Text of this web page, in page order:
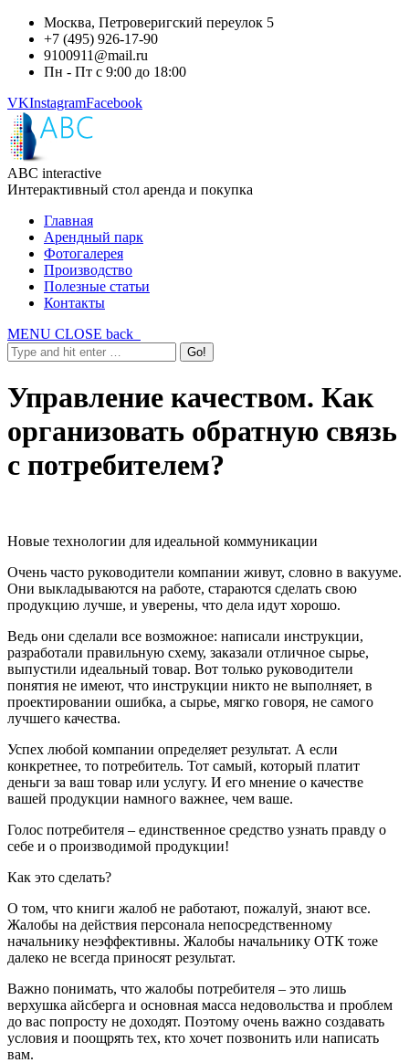
Москва, Петроверигский переулок 5
+7 (495) 926-17-90
9100911@mail.ru
Пн - Пт с 9:00 до 18:00
VKInstagramFacebook
ABC interactive
Интерактивный стол аренда и покупка
Главная
Арендный парк
Фотогалерея
Производство
Полезные статьи
Контакты
MENU CLOSE back
Управление качеством. Как
организовать обратную связь
с потребителем?
Новые технологии для идеальной коммуникации
Очень часто руководители компании живут, словно в вакууме.
Они выкладываются на работе, стараются сделать свою
продукцию лучше, и уверены, что дела идут хорошо.
Ведь они сделали все возможное: написали инструкции,
разработали правильную схему, заказали отличное сырье,
выпустили идеальный товар. Вот только руководители
понятия не имеют, что инструкции никто не выполняет, в
проектировании ошибка, а сырье, мягко говоря, не самого
лучшего качества.
Успех любой компании определяет результат. А если
конкретнее, то потребитель. Тот самый, который платит
деньги за ваш товар или услугу. И его мнение о качестве
вашей продукции намного важнее, чем ваше.
Голос потребителя – единственное средство узнать правду о
себе и о производимой продукции!
Как это сделать?
О том, что книги жалоб не работают, пожалуй, знают все.
Жалобы на действия персонала непосредственному
начальнику неэффективны. Жалобы начальнику ОТК тоже
далеко не всегда приносят результат.
Важно понимать, что жалобы потребителя – это лишь
верхушка айсберга и основная масса недовольства и проблем
до вас попросту не доходят. Поэтому очень важно создавать
условия и поощрять тех, кто хочет позвонить или написать
вам.